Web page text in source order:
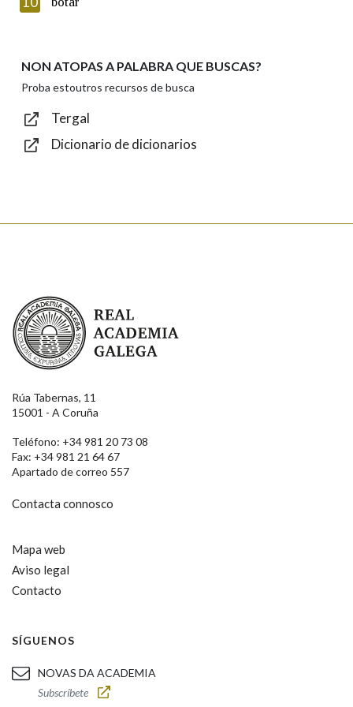
Texto de verificación
NON ATOPAS A PALABRA QUE BUSCAS?
Proba estoutros recursos de busca
Tergal
Dicionario de dicionarios
Real Academia Galega
Rúa Tabernas, 11
15001 - A Coruña
Teléfono: +34 981 20 73 08
Fax: +34 981 21 64 67
Apartado de correo 557
Contacta connosco
Mapa web
Aviso legal
Contacto
SÍGUENOS
NOVAS DA ACADEMIA
Subscríbete